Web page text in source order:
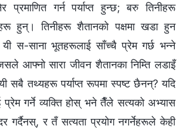
प्रमाणित गर्न पर्याप्त हुन्छ; बरु तिनीहरू
हुन्। तिनीहरू शैतानको पक्षमा खडा हुन
स-साना भूतहरूलाई साँच्चै प्रेम गर्छ भन्‍ने
जसले आफ्नो सारा जीवन शैतानका निम्ति लडाइँ
सबै तथ्यहरू पर्याप्त रूपमा स्पष्ट छैनन्? यदि
प्रेम गर्ने व्यक्ति होस् भने तैँले सत्यको अभ्यास
गर्दैनस्, र तँ सत्यता प्रयोग नगर्नेहरूले केही